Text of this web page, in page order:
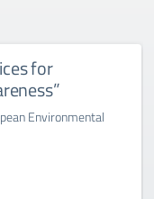
for
Environmental